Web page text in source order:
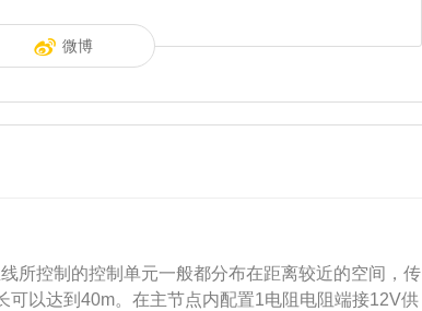
微博
所控制的控制单元一般都分布在距离较近的空间，传
可以达到40m。在主节点内配置1电阻电阻端接12V供